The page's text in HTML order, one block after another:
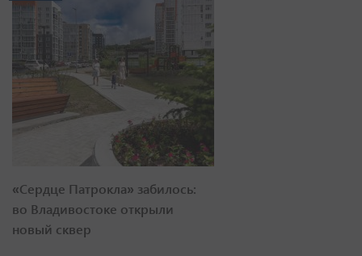
«Сердце Патрокла» забилось:
во Владивостоке открыли
новый сквер